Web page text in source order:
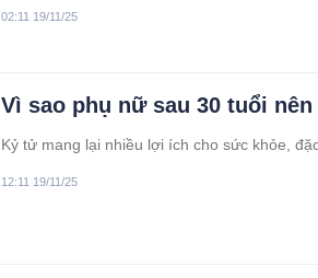
02:11 19/11/25
Vì sao phụ nữ sau 30 tuổi
Kỷ tử mang lại nhiều lợi ích cho sức khỏe,
12:11 19/11/25